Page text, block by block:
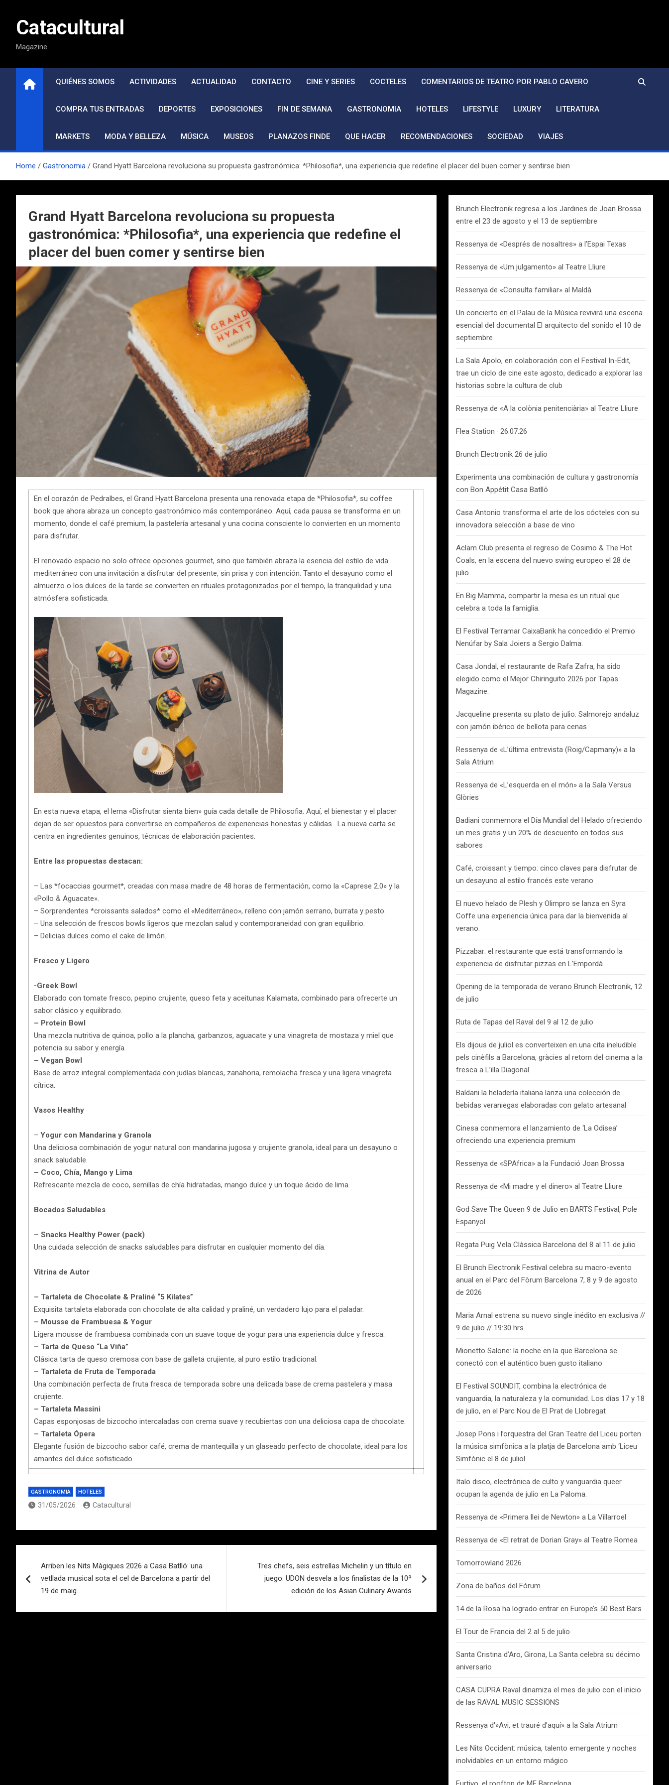
contenidoCatacultural
Magazine
QUIÉNES SOMOS ACTIVIDADES ACTUALIDAD CONTACTO CINE Y SERIES COCTELES COMENTARIOS DE TEATRO POR PABLO CAVERO
COMPRA TUS ENTRADAS DEPORTES EXPOSICIONES FIN DE SEMANA GASTRONOMIA HOTELES LIFESTYLE LUXURY LITERATURA
MARKETS MODA Y BELLEZA MÚSICA MUSEOS PLANAZOS FINDE QUE HACER RECOMENDACIONES SOCIEDAD VIAJES
Home Gastronomia Grand Hyatt Barcelona revoluciona su propuesta gastronómica: *Philosofia*, una experiencia que redefine el placer del buen comer y sentirse bien
Grand Hyatt Barcelona revoluciona su propuesta
gastronómica: *Philosofia*, una experiencia que redefine el
placer del buen comer y sentirse bien
En el corazón de Pedralbes, el Grand Hyatt Barcelona presenta una renovada etapa de *Philosofia*, su coffee
book que ahora abraza un concepto gastronómico más contemporáneo. Aquí, cada pausa se transforma en un
momento, donde el café premium, la pastelería artesanal y una cocina consciente lo convierten en un momento
para disfrutar.
El renovado espacio no solo ofrece opciones gourmet, sino que también abraza la esencia del estilo de vida
mediterráneo con una invitación a disfrutar del presente, sin prisa y con intención. Tanto el desayuno como el
almuerzo o los dulces de la tarde se convierten en rituales protagonizados por el tiempo, la tranquilidad y una
atmósfera sofisticada.
En esta nueva etapa, el lema «Disfrutar sienta bien» guía cada detalle de Philosofia. Aquí, el bienestar y el placer
dejan de ser opuestos para convertirse en compañeros de experiencias honestas y cálidas . La nueva carta se
centra en ingredientes genuinos, técnicas de elaboración pacientes.
Entre las propuestas destacan:
– Las *focaccias gourmet*, creadas con masa madre de 48 horas de fermentación, como la «Caprese 2.0» y la
«Pollo & Aguacate».
– Sorprendentes *croissants salados* como el «Mediterráneo», relleno con jamón serrano, burrata y pesto.
– Una selección de frescos bowls ligeros que mezclan salud y contemporaneidad con gran equilibrio.
– Delicias dulces como el cake de limón.
Fresco y Ligero
-Greek Bowl
Elaborado con tomate fresco, pepino crujiente, queso feta y aceitunas Kalamata, combinado para ofrecerte un
sabor clásico y equilibrado.
– Protein Bowl
Una mezcla nutritiva de quinoa, pollo a la plancha, garbanzos, aguacate y una vinagreta de mostaza y miel que
potencia su sabor y energía.
– Vegan Bowl
Base de arroz integral complementada con judías blancas, zanahoria, remolacha fresca y una ligera vinagreta
cítrica.
Vasos Healthy
– Yogur con Mandarina y Granola
Una deliciosa combinación de yogur natural con mandarina jugosa y crujiente granola, ideal para un desayuno o
snack saludable.
– Coco, Chía, Mango y Lima
Refrescante mezcla de coco, semillas de chía hidratadas, mango dulce y un toque ácido de lima.
Bocados Saludables
– Snacks Healthy Power (pack)
Una cuidada selección de snacks saludables para disfrutar en cualquier momento del día.
Vitrina de Autor
– Tartaleta de Chocolate & Praliné “5 Kilates”
Exquisita tartaleta elaborada con chocolate de alta calidad y praliné, un verdadero lujo para el paladar.
– Mousse de Frambuesa & Yogur
Ligera mousse de frambuesa combinada con un suave toque de yogur para una experiencia dulce y fresca.
– Tarta de Queso “La Viña”
Clásica tarta de queso cremosa con base de galleta crujiente, al puro estilo tradicional.
– Tartaleta de Fruta de Temporada
Una combinación perfecta de fruta fresca de temporada sobre una delicada base de crema pastelera y masa
crujiente.
– Tartaleta Massini
Capas esponjosas de bizcocho intercaladas con crema suave y recubiertas con una deliciosa capa de chocolate.
– Tartaleta Ópera
Elegante fusión de bizcocho sabor café, crema de mantequilla y un glaseado perfecto de chocolate, ideal para los
amantes del dulce sofisticado.
GASTRONOMIA HOTELES
31/05/2026 Catacultural
de
entradas
Arriben les Nits Màgiques 2026 a Casa Batlló: una
vetllada musical sota el cel de Barcelona a partir del
19 de maig
Tres chefs, seis estrellas Michelin y un título en
juego: UDON desvela a los finalistas de la 10ª
edición de los Asian Culinary Awards
Brunch Electronik regresa a los Jardines de Joan Brossa
entre el 23 de agosto y el 13 de septiembre
Ressenya de «Després de nosaltres» a l’Espai Texas
Ressenya de «Um julgamento» al Teatre Lliure
Ressenya de «Consulta familiar» al Maldà
Un concierto en el Palau de la Música revivirá una escena
esencial del documental El arquitecto del sonido el 10 de
septiembre
La Sala Apolo, en colaboración con el Festival In-Edit,
trae un ciclo de cine este agosto, dedicado a explorar las
historias sobre la cultura de club
Ressenya de «A la colònia penitenciària» al Teatre Lliure
Flea Station · 26.07.26
Brunch Electronik 26 de julio
Experimenta una combinación de cultura y gastronomía
con Bon Appétit Casa Batlló
Casa Antonio transforma el arte de los cócteles con su
innovadora selección a base de vino
Aclam Club presenta el regreso de Cosimo & The Hot
Coals, en la escena del nuevo swing europeo el 28 de
julio
En Big Mamma, compartir la mesa es un ritual que
celebra a toda la famiglia.
El Festival Terramar CaixaBank ha concedido el Premio
Nenúfar by Sala Joiers a Sergio Dalma.
Casa Jondal, el restaurante de Rafa Zafra, ha sido
elegido como el Mejor Chiringuito 2026 por Tapas
Magazine.
Jacqueline presenta su plato de julio: Salmorejo andaluz
con jamón ibérico de bellota para cenas
Ressenya de «L’última entrevista (Roig/Capmany)» a la
Sala Atrium
Ressenya de «L’esquerda en el món» a la Sala Versus
Glòries
Badiani conmemora el Día Mundial del Helado ofreciendo
un mes gratis y un 20% de descuento en todos sus
sabores
Café, croissant y tiempo: cinco claves para disfrutar de
un desayuno al estilo francés este verano
El nuevo helado de Plesh y Olimpro se lanza en Syra
Coffe una experiencia única para dar la bienvenida al
verano.
Pizzabar: el restaurante que está transformando la
experiencia de disfrutar pizzas en L’Empordà
Opening de la temporada de verano Brunch Electronik, 12
de julio
Ruta de Tapas del Raval del 9 al 12 de julio
Els dijous de juliol es converteixen en una cita ineludible
pels cinèfils a Barcelona, gràcies al retorn del cinema a la
fresca a L’illa Diagonal
Baldani la heladería italiana lanza una colección de
bebidas veraniegas elaboradas con gelato artesanal
Cinesa conmemora el lanzamiento de ‘La Odisea’
ofreciendo una experiencia premium
Ressenya de «SPAfrica» a la Fundació Joan Brossa
Ressenya de «Mi madre y el dinero» al Teatre Lliure
God Save The Queen 9 de Julio en BARTS Festival, Pole
Espanyol
Regata Puig Vela Clàssica Barcelona del 8 al 11 de julio
El Brunch Electronik Festival celebra su macro-evento
anual en el Parc del Fòrum Barcelona 7, 8 y 9 de agosto
de 2026
Maria Arnal estrena su nuevo single inédito en exclusiva //
9 de julio // 19:30 hrs.
Mionetto Salone: la noche en la que Barcelona se
conectó con el auténtico buen gusto italiano
El Festival SOUNDIT, combina la electrónica de
vanguardia, la naturaleza y la comunidad. Los días 17 y 18
de julio, en el Parc Nou de El Prat de Llobregat
Josep Pons i l’orquestra del Gran Teatre del Liceu porten
la música simfònica a la platja de Barcelona amb ‘Liceu
Simfònic el 8 de juliol
Italo disco, electrónica de culto y vanguardia queer
ocupan la agenda de julio en La Paloma.
Ressenya de «Primera llei de Newton» a La Villarroel
Ressenya de «El retrat de Dorian Gray» al Teatre Romea
Tomorrowland 2026
Zona de baños del Fórum
14 de la Rosa ha logrado entrar en Europe’s 50 Best Bars
El Tour de Francia del 2 al 5 de julio
Santa Cristina d’Aro, Girona, La Santa celebra su décimo
aniversario
CASA CUPRA Raval dinamiza el mes de julio con el inicio
de las RAVAL MUSIC SESSIONS
Ressenya d'»Avi, et trauré d’aquí» a la Sala Atrium
Les Nits Occident: música, talento emergente y noches
inolvidables en un entorno mágico